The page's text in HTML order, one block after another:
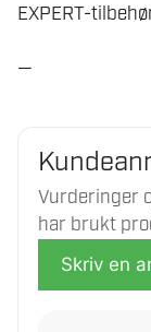
EXPERT-
—
Vurderinger
har brukt
Skriv en